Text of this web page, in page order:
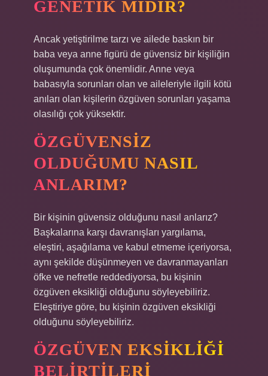
GENETIK MIDIR?
Ancak yetiştirilme tarzı ve ailede baskın bir
baba veya anne figürü de güvensiz bir kişiliğin
oluşumunda çok önemlidir. Anne veya
babasıyla sorunları olan ve aileleriyle ilgili kötü
anıları olan kişilerin özgüven sorunları yaşama
olasılığı çok yüksektir.
ÖZGÜVENSIZ
OLDUĞUMU NASIL
ANLARIM?
Bir kişinin güvensiz olduğunu nasıl anlarız?
Başkalarına karşı davranışları yargılama,
eleştiri, aşağılama ve kabul etmeme içeriyorsa,
aynı şekilde düşünmeyen ve davranmayanları
öfke ve nefretle reddediyorsa, bu kişinin
özgüven eksikliği olduğunu söyleyebiliriz.
Eleştiriye göre, bu kişinin özgüven eksikliği
olduğunu söyleyebiliriz.
ÖZGÜVEN EKSIKLIĞI
BELIRTILERI